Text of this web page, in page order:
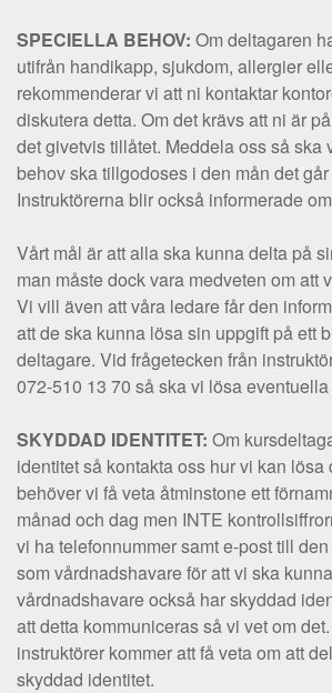
SPECIELLA BEHOV: Om deltagaren
utifrån handikapp, sjukdom, allergier
rekommenderar vi att ni kontaktar
diskutera detta. Om det krävs att ni är
det givetvis tillåtet. Meddela oss så ska
behov ska tillgodoses i den mån det
Instruktörerna blir också informerade
Vårt mål är att alla ska kunna delta på
man måste dock vara medveten om att
Vi vill även att våra ledare får den
att de ska kunna lösa sin uppgift på ett
deltagare. Vid frågetecken från
072-510 13 70 så ska vi lösa
SKYDDAD IDENTITET: Om
identitet så kontakta oss hur vi kan lösa
behöver vi få veta åtminstone ett
månad och dag men INTE
vi ha telefonnummer samt e-post till
som vårdnadshavare för att vi ska
vårdnadshavare också har skyddad
att detta kommuniceras så vi vet om
instruktörer kommer att få veta om att
skyddad identitet.